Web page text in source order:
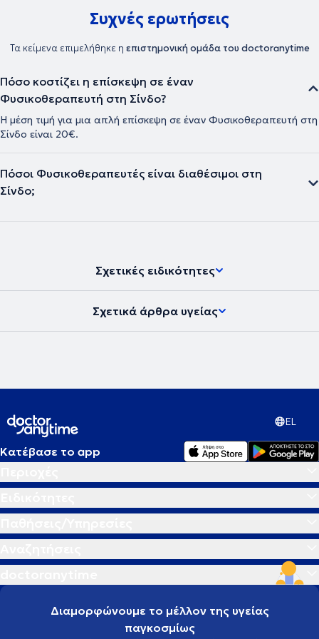
Συχνές ερωτήσεις
Τα κείμενα επιμελήθηκε η επιστημονική ομάδα του doctoranytime
Πόσο κοστίζει η επίσκεψη σε έναν
Φυσικοθεραπευτή στη Σίνδο?
Η μέση τιμή για μια απλή επίσκεψη σε έναν Φυσικοθεραπευτή στη
Σίνδο είναι 20€.
Πόσοι Φυσικοθεραπευτές είναι διαθέσιμοι στη
Σίνδο;
Σχετικές ειδικότητες
Σχετικά άρθρα υγείας
EL
Κατέβασε το app
Διαμορφώνουμε το μέλλον της υγείας
παγκοσμίως